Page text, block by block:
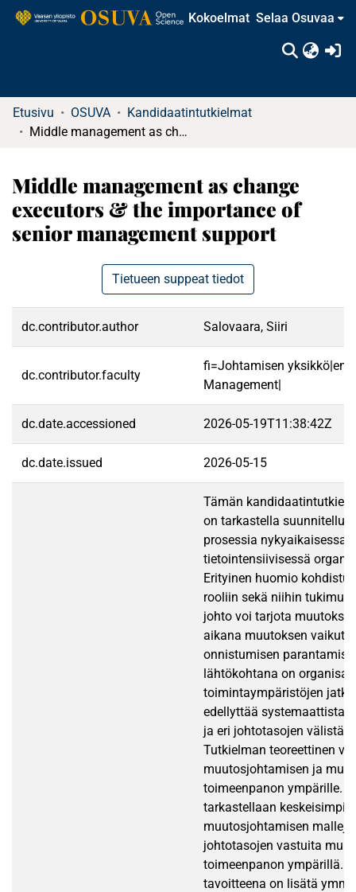
Kokoelmat Selaa Osuvaa
Etusivu OSUVA
Kandidaatintutkielmat
Middle management as change executors & the importance of senior management support
Middle management as change
executors & the importance of
senior management support
Tietueen suppeat tiedot
dc.contributor.author Salovaara, Siiri
dc.contributor.faculty
fi=Johtamisen
Management|
dc.date.accessioned 2026-05-19T11:38:42Z
dc.date.issued 2026-05-15
Tämän
on tarkastella suunnitellun
prosessia nykyaikaisessa
tietointensiivisessä
Erityinen huomio
rooliin sekä niihin
johto voi tarjota
aikana muutoksen
onnistumisen
lähtökohtana on
toimintaympäristöjen
edellyttää systemaattista
ja eri johtotasojen välistä
Tutkielman teoreettinen
muutosjohtamisen ja
toimeenpanon ympärille.
tarkastellaan keskeisimpiä
muutosjohtamisen malleja
johtotasojen vastuita
toimeenpanon ympärillä.
tavoitteena on lisätä